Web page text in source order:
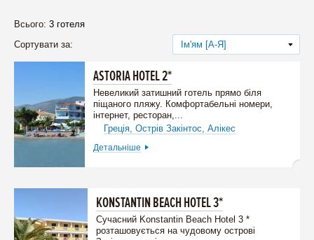
Всього: 3 готеля
Сортувати за:
Ім'ям [А-Я]
ASTORIA HOTEL 2*
Невеликий затишний готель прямо біля
піщаного пляжу. Комфортабельні номери,
інтернет, ресторан,...
Греція, Острів Закінтос, Алікес
Детальніше
KONSTANTIN BEACH HOTEL 3*
Сучасний Konstantin Beach Hotel 3 *
розташовується на чудовому острові